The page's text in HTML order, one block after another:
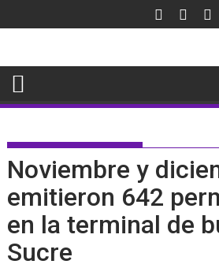
al
Noviembre y
emitieron 642
en la terminal de
Sucre